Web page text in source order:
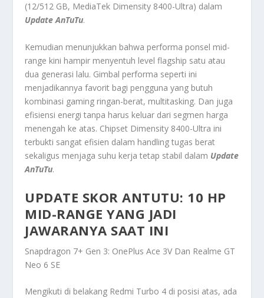
(12/512 GB, MediaTek Dimensity 8400-Ultra) dalam
Update AnTuTu.
Kemudian menunjukkan bahwa performa ponsel mid-
range kini hampir menyentuh level flagship satu atau
dua generasi lalu. Gimbal performa seperti ini
menjadikannya favorit bagi pengguna yang butuh
kombinasi gaming ringan-berat, multitasking. Dan juga
efisiensi energi tanpa harus keluar dari segmen harga
menengah ke atas. Chipset Dimensity 8400-Ultra ini
terbukti sangat efisien dalam handling tugas berat
sekaligus menjaga suhu kerja tetap stabil dalam Update
AnTuTu.
UPDATE SKOR ANTUTU: 10 HP
MID-RANGE YANG JADI
JAWARANYA SAAT INI
Snapdragon 7+ Gen 3: OnePlus Ace 3V Dan Realme GT
Neo 6 SE
Mengikuti di belakang Redmi Turbo 4 di posisi atas, ada